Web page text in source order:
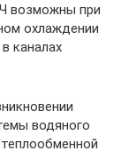
возможны при
охлаждении
каналах
водяного